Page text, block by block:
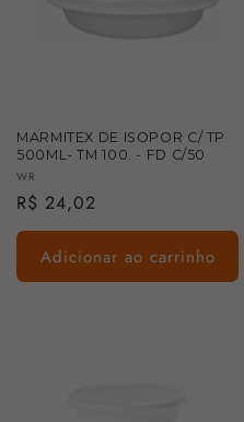
MARMITEX DE ISOPOR C/ TP
500ML- TM 100. - FD C/50
Fornecedor:
WR
Preço
normal
R$ 24,02
Adicionar ao carrinho